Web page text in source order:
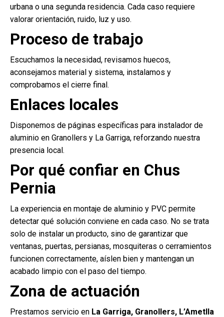
urbana o una segunda residencia. Cada caso requiere
valorar orientación, ruido, luz y uso.
Proceso de trabajo
Escuchamos la necesidad, revisamos huecos,
aconsejamos material y sistema, instalamos y
comprobamos el cierre final.
Enlaces locales
Disponemos de páginas específicas para instalador de
aluminio en Granollers y La Garriga, reforzando nuestra
presencia local.
Por qué confiar en Chus
Pernia
La experiencia en montaje de aluminio y PVC permite
detectar qué solución conviene en cada caso. No se trata
solo de instalar un producto, sino de garantizar que
ventanas, puertas, persianas, mosquiteras o cerramientos
funcionen correctamente, aíslen bien y mantengan un
acabado limpio con el paso del tiempo.
Zona de actuación
Prestamos servicio en La Garriga, Granollers, L’Ametlla